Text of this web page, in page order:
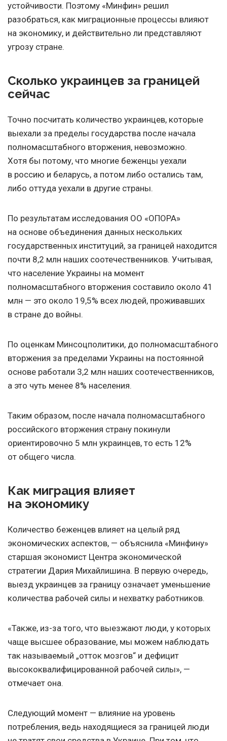
устойчивости. Поэтому «Минфин» решил
разобраться, как миграционные процессы влияют
на экономику, и действительно ли представляют
угрозу стране.
Сколько украинцев за границей
сейчас
Точно посчитать количество украинцев, которые
выехали за пределы государства после начала
полномасштабного вторжения, невозможно.
Хотя бы потому, что многие беженцы уехали
в россию и беларусь, а потом либо остались там,
либо оттуда уехали в другие страны.
По результатам исследования ОО «ОПОРА»
на основе объединения данных нескольких
государственных институций, за границей находится
почти 8,2 млн наших соотечественников. Учитывая,
что население Украины на момент
полномасштабного вторжения составило около 41
млн — это около 19,5% всех людей, проживавших
в стране до войны.
По оценкам Минсоцполитики, до полномасштабного
вторжения за пределами Украины на постоянной
основе работали 3,2 млн наших соотечественников,
а это чуть менее 8% населения.
Таким образом, после начала полномасштабного
российского вторжения страну покинули
ориентировочно 5 млн украинцев, то есть 12%
от общего числа.
Как миграция влияет
на экономику
Количество беженцев влияет на целый ряд
экономических аспектов, — объяснила «Минфину»
старшая экономист Центра экономической
стратегии Дария Михайлишина. В первую очередь,
выезд украинцев за границу означает уменьшение
количества рабочей силы и нехватку работников.
«Также, из-за того, что выезжают люди, у которых
чаще высшее образование, мы можем наблюдать
так называемый „отток мозгов“ и дефицит
высококвалифицированной рабочей силы», —
отмечает она.
Следующий момент — влияние на уровень
потребления, ведь находящиеся за границей люди